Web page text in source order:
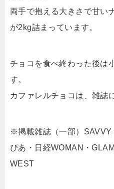
両手で抱える大きさで甘い
が2kg詰まっています。
チョコを食べ終わった後は
す。
カファレルチョコは、雑誌
※掲載雑誌（一部）
ぴあ・日経WOMAN・
WEST